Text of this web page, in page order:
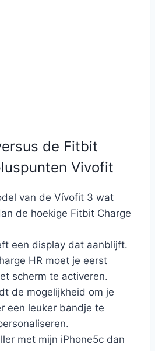
de Fitbit
Vivofit
van de Vívofit 3 wat
de hoekige Fitbit Charge
een display dat aanblijft.
HR moet je eerst
scherm te activeren.
de mogelijkheid om je
een leuker bandje te
met mijn iPhone5c dan